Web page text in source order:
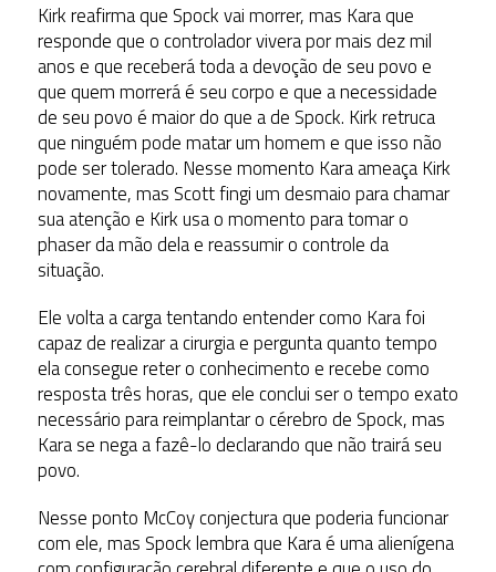
Kirk reafirma que Spock vai morrer, mas Kara que
responde que o controlador vivera por mais dez mil
anos e que receberá toda a devoção de seu povo e
que quem morrerá é seu corpo e que a necessidade
de seu povo é maior do que a de Spock. Kirk retruca
que ninguém pode matar um homem e que isso não
pode ser tolerado. Nesse momento Kara ameaça Kirk
novamente, mas Scott fingi um desmaio para chamar
sua atenção e Kirk usa o momento para tomar o
phaser da mão dela e reassumir o controle da
situação.
Ele volta a carga tentando entender como Kara foi
capaz de realizar a cirurgia e pergunta quanto tempo
ela consegue reter o conhecimento e recebe como
resposta três horas, que ele conclui ser o tempo exato
necessário para reimplantar o cérebro de Spock, mas
Kara se nega a fazê-lo declarando que não trairá seu
povo.
Nesse ponto McCoy conjectura que poderia funcionar
com ele, mas Spock lembra que Kara é uma alienígena